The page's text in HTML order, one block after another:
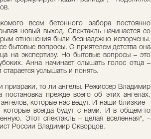
всем бетонного забора постоянно
новый выход. Спектакль начинается со
отношения были безнадежно испорчены.
бытовые вопросы. С приятелем детства она
на экспертизу. Но бытовые вопросы – это
Анна начинает слышать голос отца –
услышать и понять.
призраки, то ли ангелы. Режиссер Владимир
прежде всего об этих ангелах.
которые нас ведут. И наши близкие –
всегда будут с нами. И в общем-то
Этот спектакль – целая вселенная", –
России Владимир Скворцов.